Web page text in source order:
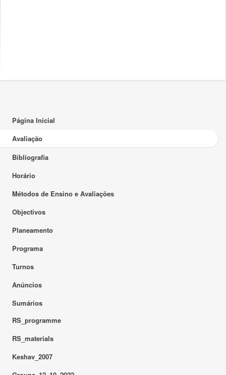
Página Inicial
Avaliação
Bibliografia
Horário
Métodos de Ensino e Avaliações
Objectivos
Planeamento
Programa
Turnos
Anúncios
Sumários
RS_programme
RS_materials
Keshav_2007